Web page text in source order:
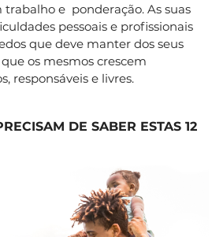
e ponderação. As suas
pessoais e profissionais
que deve manter dos seus
os mesmos crescem
responsáveis e livres.
DE SABER ESTAS 12